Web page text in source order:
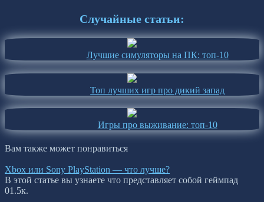
Случайные статьи:
Лучшие симуляторы на ПК: топ-10
Топ лучших игр про дикий запад
Игры про выживание: топ-10
Вам также может понравиться
Xbox или Sony PlayStation — что лучше?
В этой статье вы узнаете что представляет собой геймпад
01.5к.